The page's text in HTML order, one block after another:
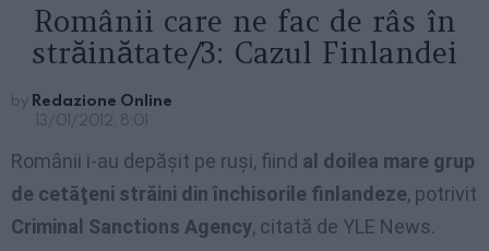
Românii care ne fac de râs în
străinătate/3: Cazul Finlandei
by Redazione Online
13/01/2012, 8:01
Românii i-au depăşit pe ruşi, fiind al doilea mare grup
de cetăţeni străini din închisorile finlandeze, potrivit
Criminal Sanctions Agency, citată de YLE News.